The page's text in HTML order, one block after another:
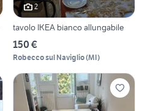
2
tavolo IKEA bianco allungabile
150 €
Robecco sul Naviglio(MI)